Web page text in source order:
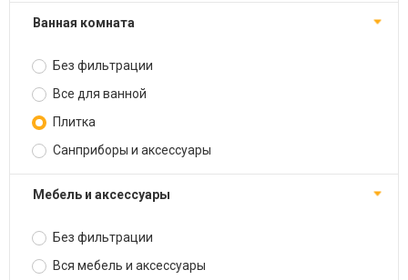
Ванная комната
Без фильтрации
Все для ванной
Плитка
Санприборы и аксессуары
Мебель и аксессуары
Без фильтрации
Вся мебель и аксессуары